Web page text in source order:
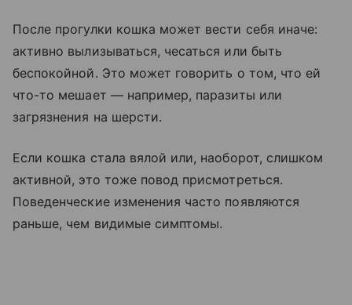
После прогулки кошка может вести себя иначе:
активно вылизываться, чесаться или быть
беспокойной. Это может говорить о том, что ей
что-то мешает — например, паразиты или
загрязнения на шерсти.
Если кошка стала вялой или, наоборот, слишком
активной, это тоже повод присмотреться.
Поведенческие изменения часто появляются
раньше, чем видимые симптомы.